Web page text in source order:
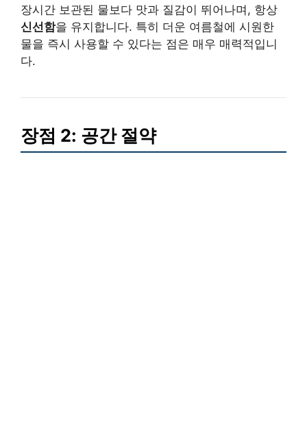
장시간 보관된 물보다 맛과 질감이 뛰어나며, 항상
신선함을 유지합니다. 특히 더운 여름철에 시원한
물을 즉시 사용할 수 있다는 점은 매우 매력적입니
다.
장점 2: 공간 절약